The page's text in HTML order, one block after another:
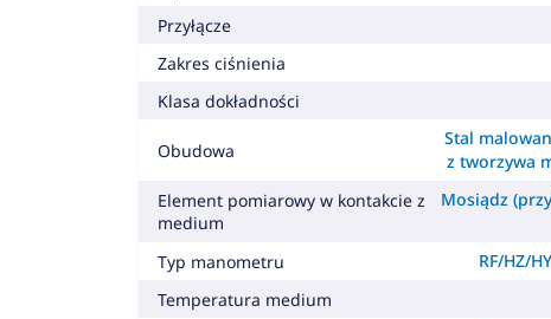
Przyłącze
Zakres ciśnienia
Klasa dokładności
Obudowa
Stal
z tworzywa
Element pomiarowy w kontakcie z
medium
Mosiądz
Typ manometru
RF/HZ/
Temperatura medium